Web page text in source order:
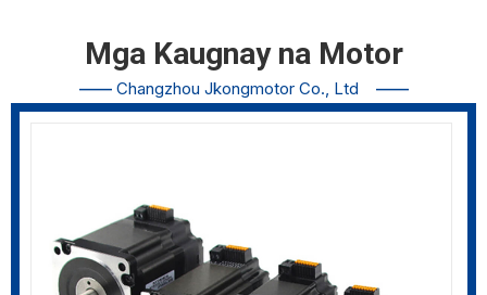
Mga Kaugnay na Motor
—— Changzhou Jkongmotor Co., Ltd ——